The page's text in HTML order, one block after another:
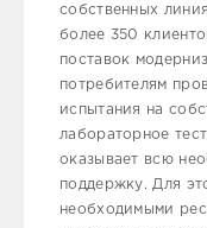
собственных
более 350
поставок
потребителям
испытания на
лабораторное
оказывает всю
поддержку. Для
необходимыми